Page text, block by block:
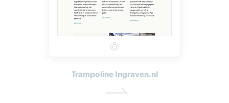
Trampoline Ingraven.nl